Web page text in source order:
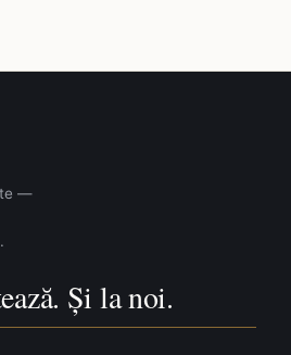
—
Și la noi.